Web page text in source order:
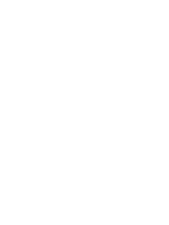
气体流量计，